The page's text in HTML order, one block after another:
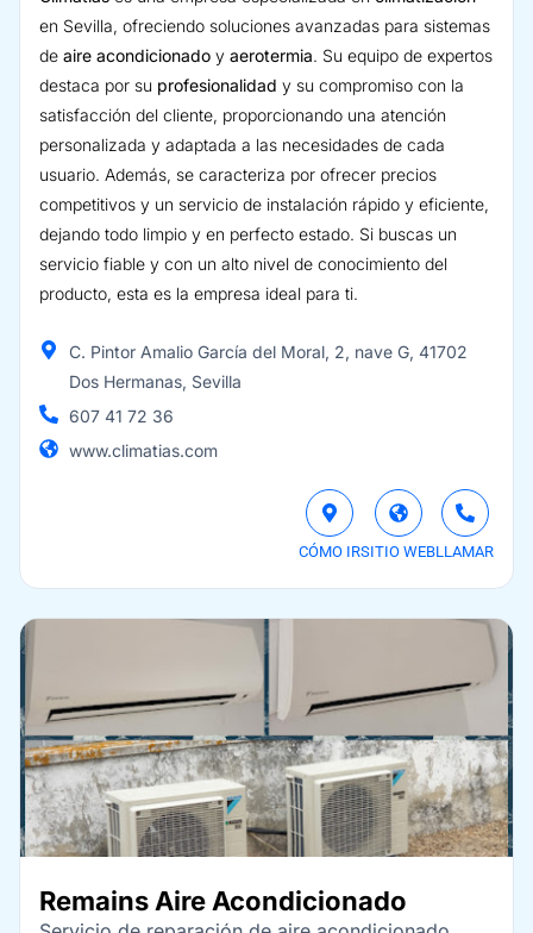
en Sevilla, ofreciendo soluciones avanzadas para sistemas
de aire acondicionado y aerotermia. Su equipo de expertos
destaca por su profesionalidad y su compromiso con la
satisfacción del cliente, proporcionando una atención
personalizada y adaptada a las necesidades de cada
usuario. Además, se caracteriza por ofrecer precios
competitivos y un servicio de instalación rápido y eficiente,
dejando todo limpio y en perfecto estado. Si buscas un
servicio fiable y con un alto nivel de conocimiento del
producto, esta es la empresa ideal para ti.
C. Pintor Amalio García del Moral, 2, nave G, 41702
Dos Hermanas, Sevilla
607 41 72 36
www.climatias.com
CÓMO IRSITIO WEBLLAMAR
Remains Aire Acondicionado